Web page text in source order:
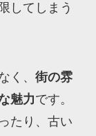
してしまう
く、 街の雰
魅力です。
たり、古い